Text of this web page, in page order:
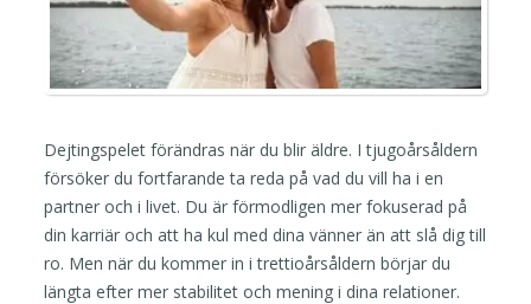
Dejtingspelet förändras när du blir äldre. I tjugoårsåldern
försöker du fortfarande ta reda på vad du vill ha i en
partner och i livet. Du är förmodligen mer fokuserad på
din karriär och att ha kul med dina vänner än att slå dig till
ro. Men när du kommer in i trettioårsåldern börjar du
längta efter mer stabilitet och mening i dina relationer.